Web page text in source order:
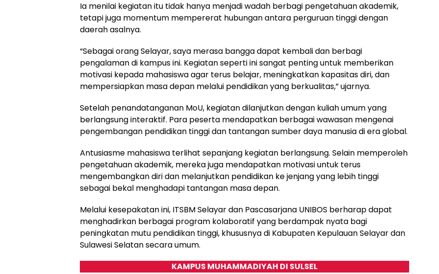
Ia menilai kegiatan itu tidak hanya menjadi wadah berbagi pengetahuan akademik,
tetapi juga momentum mempererat hubungan antara perguruan tinggi dengan
daerah asalnya.
“Sebagai orang Selayar, saya merasa bangga dapat kembali dan berbagi
pengalaman di kampus ini. Kegiatan seperti ini sangat penting untuk memberikan
motivasi kepada mahasiswa agar terus belajar, meningkatkan kapasitas diri, dan
mempersiapkan masa depan melalui pendidikan yang berkualitas,” ujarnya.
Setelah penandatanganan MoU, kegiatan dilanjutkan dengan kuliah umum yang
berlangsung interaktif. Para peserta mendapatkan berbagai wawasan mengenai
pengembangan pendidikan tinggi dan tantangan sumber daya manusia di era global.
Antusiasme mahasiswa terlihat sepanjang kegiatan berlangsung. Selain memperoleh
pengetahuan akademik, mereka juga mendapatkan motivasi untuk terus
mengembangkan diri dan melanjutkan pendidikan ke jenjang yang lebih tinggi
sebagai bekal menghadapi tantangan masa depan.
Melalui kesepakatan ini, ITSBM Selayar dan Pascasarjana UNIBOS berharap dapat
menghadirkan berbagai program kolaboratif yang berdampak nyata bagi
peningkatan mutu pendidikan tinggi, khususnya di Kabupaten Kepulauan Selayar dan
Sulawesi Selatan secara umum.
KAMPUS MUHAMMADIYAH DI SULSEL